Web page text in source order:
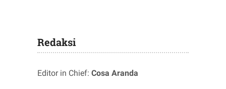
Redaksi
Editor in Chief: Cosa Aranda